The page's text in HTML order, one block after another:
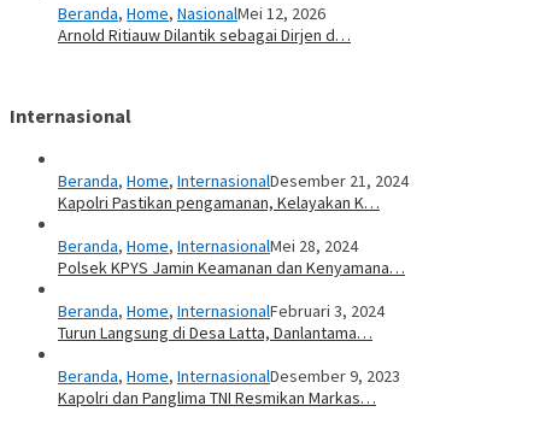
Beranda, Home, NasionalMei 12, 2026
Arnold Ritiauw Dilantik sebagai Dirjen d…
Internasional
Beranda, Home, InternasionalDesember 21, 2024
Kapolri Pastikan pengamanan, Kelayakan K…
Beranda, Home, InternasionalMei 28, 2024
Polsek KPYS Jamin Keamanan dan Kenyamana…
Beranda, Home, InternasionalFebruari 3, 2024
Turun Langsung di Desa Latta, Danlantama…
Beranda, Home, InternasionalDesember 9, 2023
Kapolri dan Panglima TNI Resmikan Markas…